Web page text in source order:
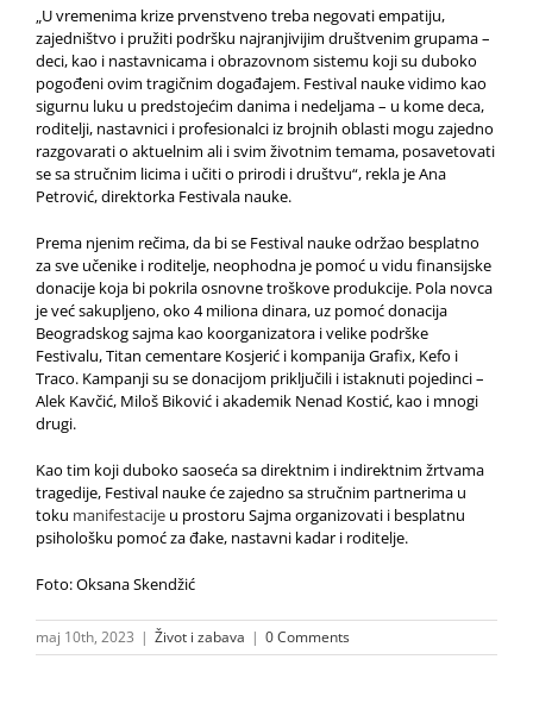
„U vremenima krize prvenstveno treba negovati empatiju,
zajedništvo i pružiti podršku najranjivijim društvenim grupama –
deci, kao i nastavnicama i obrazovnom sistemu koji su duboko
pogođeni ovim tragičnim događajem. Festival nauke vidimo kao
sigurnu luku u predstojećim danima i nedeljama – u kome deca,
roditelji, nastavnici i profesionalci iz brojnih oblasti mogu zajedno
razgovarati o aktuelnim ali i svim životnim temama, posavetovati
se sa stručnim licima i učiti o prirodi i društvu“, rekla je Ana
Petrović, direktorka Festivala nauke.
Prema njenim rečima, da bi se Festival nauke održao besplatno
za sve učenike i roditelje, neophodna je pomoć u vidu finansijske
donacije koja bi pokrila osnovne troškove produkcije. Pola novca
je već sakupljeno, oko 4 miliona dinara, uz pomoć donacija
Beogradskog sajma kao koorganizatora i velike podrške
Festivalu, Titan cementare Kosjerić i kompanija Grafix, Kefo i
Traco. Kampanji su se donacijom priključili i istaknuti pojedinci –
Alek Kavčić, Miloš Biković i akademik Nenad Kostić, kao i mnogi
drugi.
Kao tim koji duboko saoseća sa direktnim i indirektnim žrtvama
tragedije, Festival nauke će zajedno sa stručnim partnerima u
toku manifestacije u prostoru Sajma organizovati i besplatnu
psihološku pomoć za đake, nastavni kadar i roditelje.
Foto: Oksana Skendžić
maj 10th, 2023 | Život i zabava | 0 Comments